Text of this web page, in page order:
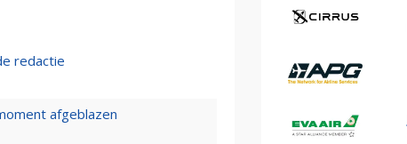
redactie
afgeblazen